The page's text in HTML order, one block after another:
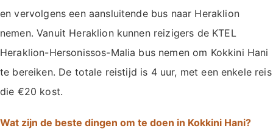
en vervolgens een aansluitende bus naar Heraklion
nemen. Vanuit Heraklion kunnen reizigers de KTEL
Heraklion-Hersonissos-Malia bus nemen om Kokkini Hani
te bereiken. De totale reistijd is 4 uur, met een enkele reis
die €20 kost.
Wat zijn de beste dingen om te doen in Kokkini Hani?